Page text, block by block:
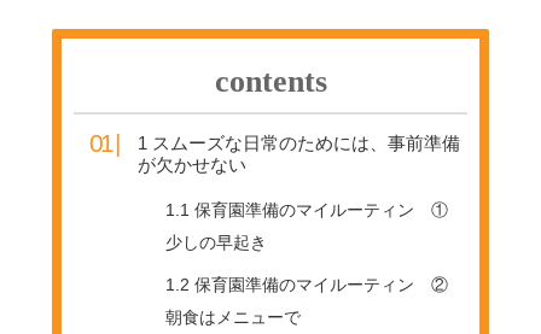
contents
1 スムーズな日常のためには、事前準備
が欠かせない
1.1 保育園準備のマイルーティン ①
少しの早起き
1.2 保育園準備のマイルーティン ②
朝食はメニューで